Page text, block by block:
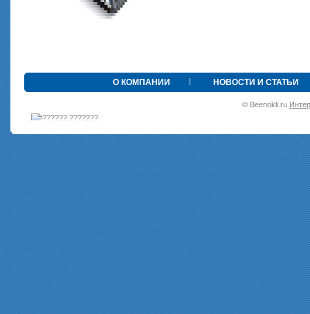
О КОМПАНИИ НОВОСТИ И СТАТЬИ
© Beenokli.ru
•